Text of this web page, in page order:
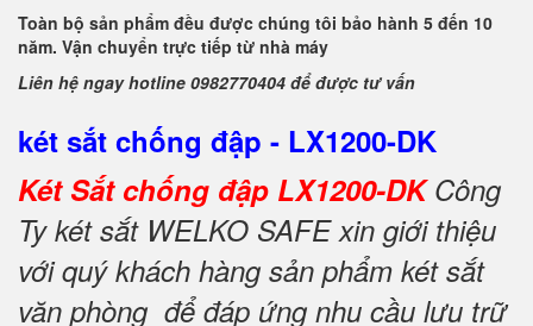
Toàn bộ sản phẩm đều được chúng tôi bảo hành 5 đến 10
năm. Vận chuyển trực tiếp từ nhà máy
Liên hệ ngay hotline 0982770404 để được tư vấn
két sắt chống đập - LX1200-DK
Két Sắt chống đập LX1200-DKCông
Ty két sắt WELKO SAFE xin giới thiệu
với quý khách hàng sản phẩm két sắt
văn phòng để đáp ứng nhu cầu lưu trữ